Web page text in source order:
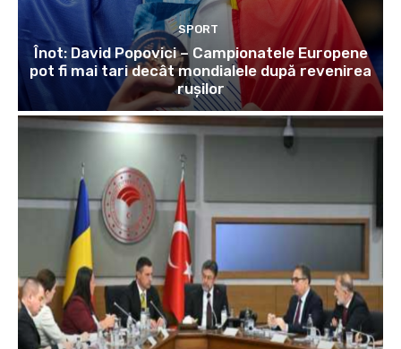
SPORT
Înot: David Popovici – Campionatele Europene
pot fi mai tari decât mondialele după revenirea
rușilor